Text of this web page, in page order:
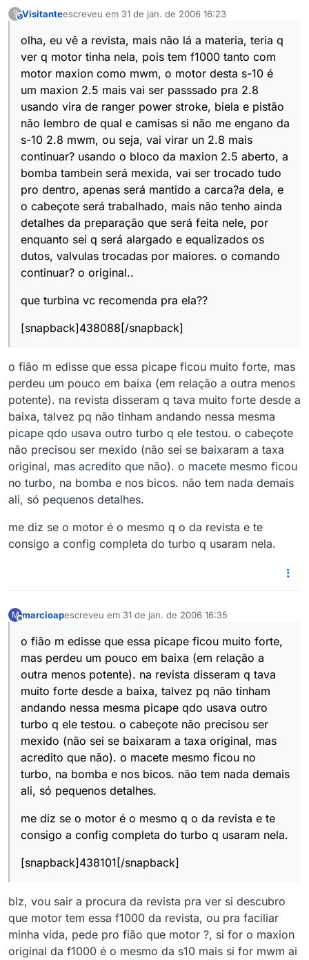
?This user is from outside of this forum
Visitanteescreveu em 31 de jan. de 2006 16:23
última edição por
olha, eu vê a revista, mais não lá a materia, teria q
ver q motor tinha nela, pois tem f1000 tanto com
motor maxion como mwm, o motor desta s-10 é
um maxion 2.5 mais vai ser passsado pra 2.8
usando vira de ranger power stroke, biela e pistão
não lembro de qual e camisas si não me engano da
s-10 2.8 mwm, ou seja, vai virar un 2.8 mais
continuar? usando o bloco da maxion 2.5 aberto, a
bomba tambein será mexida, vai ser trocado tudo
pro dentro, apenas será mantido a carca?a dela, e
o cabeçote será trabalhado, mais não tenho ainda
detalhes da preparação que será feita nele, por
enquanto sei q será alargado e equalizados os
dutos, valvulas trocadas por maiores. o comando
continuar? o original..
que turbina vc recomenda pra ela??
[snapback]438088[/snapback]
o fião m edisse que essa picape ficou muito forte, mas
perdeu um pouco em baixa (em relação a outra menos
potente). na revista disseram q tava muito forte desde a
baixa, talvez pq não tinham andando nessa mesma
picape qdo usava outro turbo q ele testou. o cabeçote
não precisou ser mexido (não sei se baixaram a taxa
original, mas acredito que não). o macete mesmo ficou
no turbo, na bomba e nos bicos. não tem nada demais
ali, só pequenos detalhes.
me diz se o motor é o mesmo q o da revista e te
consigo a config completa do turbo q usaram nela.
M marcioapescreveu em 31 de jan. de 2006 16:35
última edição por
o fião m edisse que essa picape ficou muito forte,
mas perdeu um pouco em baixa (em relação a
outra menos potente). na revista disseram q tava
muito forte desde a baixa, talvez pq não tinham
andando nessa mesma picape qdo usava outro
turbo q ele testou. o cabeçote não precisou ser
mexido (não sei se baixaram a taxa original, mas
acredito que não). o macete mesmo ficou no
turbo, na bomba e nos bicos. não tem nada demais
ali, só pequenos detalhes.
me diz se o motor é o mesmo q o da revista e te
consigo a config completa do turbo q usaram nela.
[snapback]438101[/snapback]
blz, vou sair a procura da revista pra ver si descubro
que motor tem essa f1000 da revista, ou pra faciliar
minha vida, pede pro fião que motor ?, si for o maxion
original da f1000 é o mesmo da s10 mais si for mwm ai